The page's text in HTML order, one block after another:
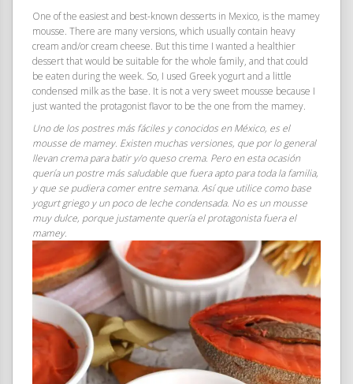
One of the easiest and best-known desserts in Mexico, is the mamey
mousse. There are many versions, which usually contain heavy
cream and/or cream cheese. But this time I wanted a healthier
dessert that would be suitable for the whole family, and that could
be eaten during the week. So, I used Greek yogurt and a little
condensed milk as the base. It is not a very sweet mousse because I
just wanted the protagonist flavor to be the one from the mamey.
Uno de los postres más fáciles y conocidos en México, es el
mousse de mamey. Existen muchas versiones, que por lo general
llevan crema para batir y/o queso crema. Pero en esta ocasión
quería un postre más saludable que fuera apto para toda la familia,
y que se pudiera comer entre semana. Así que utilice como base
yogurt griego y un poco de leche condensada. No es un mousse
muy dulce, porque justamente quería el protagonista fuera el
mamey.